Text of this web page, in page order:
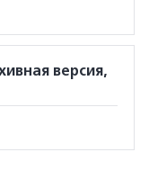
версия,